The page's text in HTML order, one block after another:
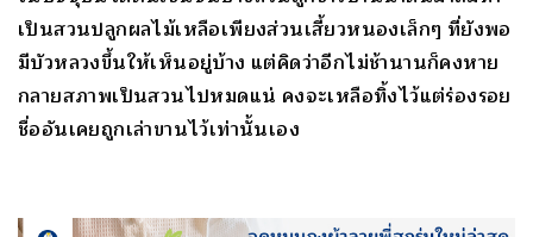
เป็นสวนปลูกผลไม้เหลือเพียงส่วนเสี้ยวหนองเล็กๆ ที่ยังพอ
มีบัวหลวงขึ้นให้เห็นอยู่บ้าง แต่คิดว่าอีกไม่ช้านานก็คงหาย
กลายสภาพเป็นสวนไปหมดแน่ คงจะเหลือทิ้งไว้แต่ร่องรอย
ชื่ออันเคยถูกเล่าขานไว้เท่านั้นเอง